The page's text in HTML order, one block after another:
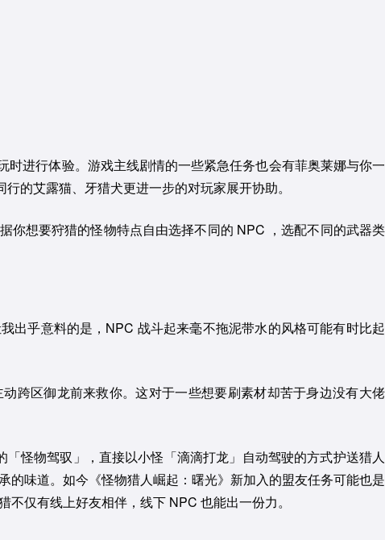
进行体验。游戏主线剧情的一些紧急任务也会有菲奥莱娜与你一
的艾露猫、牙猎犬更进一步的对玩家展开协助。
你想要狩猎的怪物特点自由选择不同的 NPC ，选配不同的武器类
出乎意料的是，NPC 战斗起来毫不拖泥带水的风格可能有时比起
跨区御龙前来救你。这对于一些想要刷素材却苦于身边没有大佬
怪物驾驭」，直接以小怪「滴滴打龙」自动驾驶的方式护送猎人
味道。如今《怪物猎人崛起：曙光》新加入的盟友任务可能也是
仅有线上好友相伴，线下 NPC 也能出一份力。